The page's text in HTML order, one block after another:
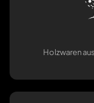
Holzwaren